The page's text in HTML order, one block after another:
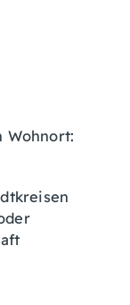
Wohnort: